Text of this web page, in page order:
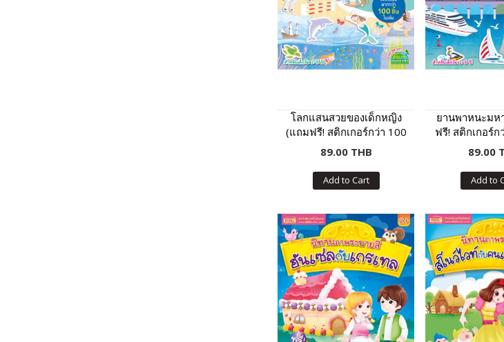
โลกแสนสวยของเด็กหญิง
(แถมฟรี! สติกเกอร์กว่า 100
ชิ้น)
89.00 THB
Add to Cart
ยานพาหนะมห
ฟรี! สติกเกอร์
89.00
Add to